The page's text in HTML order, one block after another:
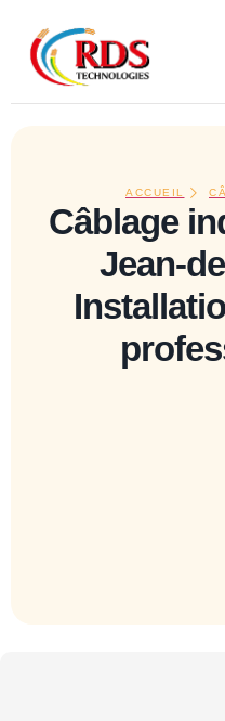
principal
ACCUEIL
Câblage
Jean-